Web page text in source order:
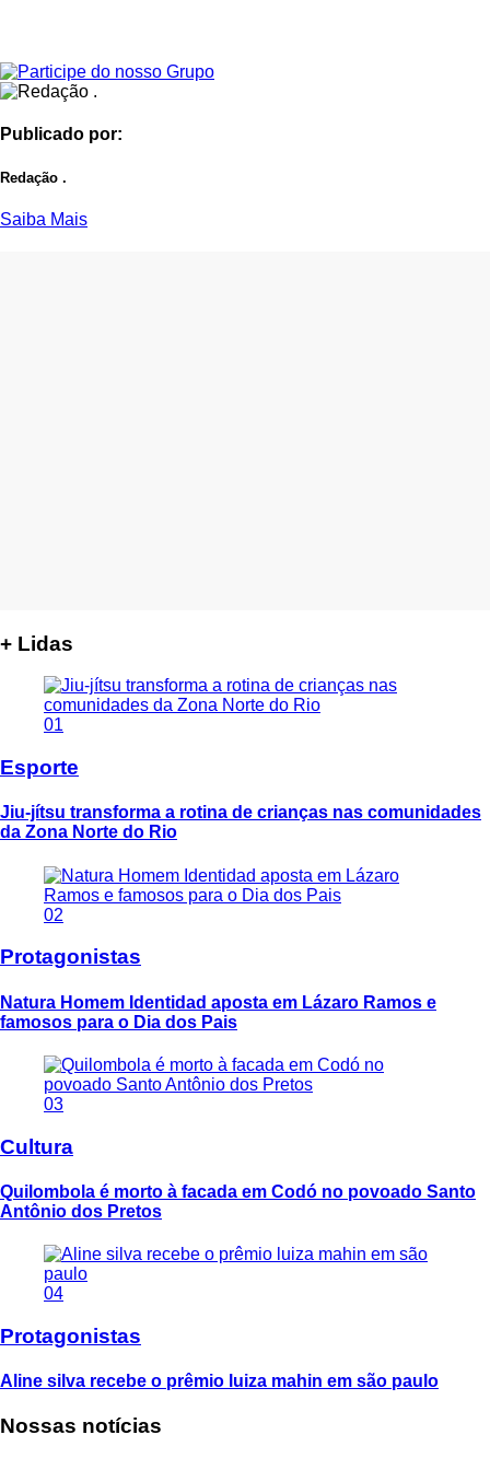
Publicado por:
Redação .
Saiba Mais
+ Lidas
01
Esporte
Jiu-jítsu transforma a rotina de crianças nas comunidades
da Zona Norte do Rio
02
Protagonistas
Natura Homem Identidad aposta em Lázaro Ramos e
famosos para o Dia dos Pais
03
Cultura
Quilombola é morto à facada em Codó no povoado Santo
Antônio dos Pretos
04
Protagonistas
Aline silva recebe o prêmio luiza mahin em são paulo
Nossas notícias